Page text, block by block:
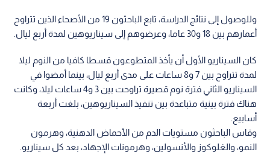
وللوصول إلى نتائج الدراسة، تابع الباحثون 19 من الأصحاء الذين تتراوح
أعمارهم بين 18 و30 عاما، وعرضوهم إلى سيناريوهين لمدة أربع ليال.
كان السيناريو الأول أن يأخذ المتطوعون قسطا كافيا من النوم ليلا
لمدة تتراوح بين 7 و8 ساعات على مدى أربع ليال، بينما أمضوا في
السيناريو الثاني فترة نوم قصيرة تراوحت بين 3 و4 ساعات ليلا، وكانت
هناك فترة بينية متباعدة بين تنفيذ السيناريوهين، بلغت أربعة
أسابيع.
وقاس الباحثون مستويات الدم من الأحماض الدهنية، وهرمون
النمو، والغلوكوز والأنسولين، وهرمونات الإجهاد، بعد كل سيناريو.